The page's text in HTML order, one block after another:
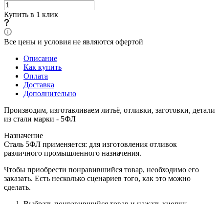
Купить в 1 клик
Все цены и условия не являются офертой
Описание
Как купить
Оплата
Доставка
Дополнительно
Производим, изготавливаем литьё, отливки, заготовки, детали
из стали марки - 5ФЛ
Назначение
Сталь 5ФЛ применяется: для изготовления отливок
различного промышленного назначения.
Чтобы приобрести понравившийся товар, необходимо его
заказать. Есть несколько сценариев того, как это можно
сделать.